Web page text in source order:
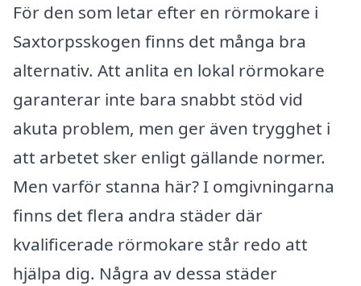
För den som letar efter en rörmokare i
Saxtorpsskogen finns det många bra
alternativ. Att anlita en lokal rörmokare
garanterar inte bara snabbt stöd vid
akuta problem, men ger även trygghet i
att arbetet sker enligt gällande normer.
Men varför stanna här? I omgivningarna
finns det flera andra städer där
kvalificerade rörmokare står redo att
hjälpa dig. Några av dessa städer